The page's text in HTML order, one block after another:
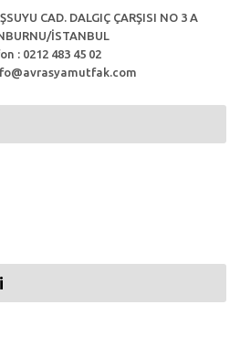
CAD. DALGIÇ ÇARŞISI NO 3 A
İSTANBUL
: 0212 483 45 02